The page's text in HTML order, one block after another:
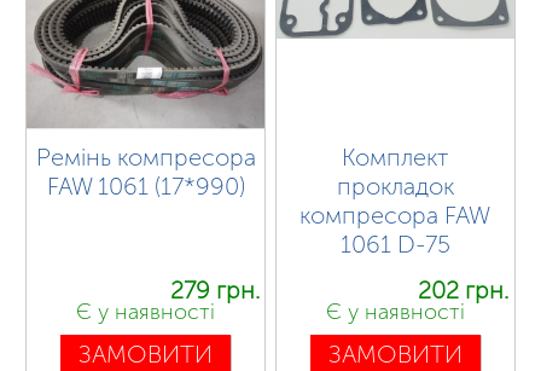
Ремінь компресора
FAW 1061 (17*990)
279 грн.
Є у наявності
ЗАМОВИТИ
Комплект
прокладок
компресора FAW
1061 D-75
202 грн.
Є у наявності
ЗАМОВИТИ